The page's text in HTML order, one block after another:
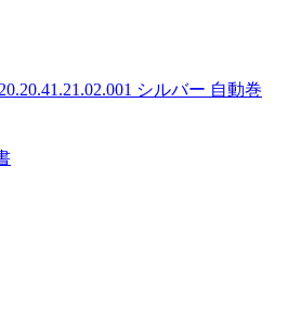
シルバー 自動巻